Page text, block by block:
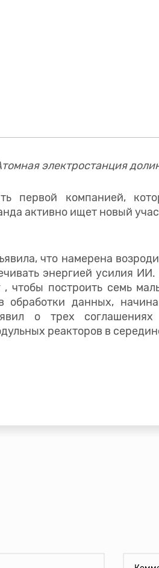
электростанция
первой компанией,
активно ищет новый
что намерена
энергией усилия
, чтобы построить семь
обработки данных,
о трех
реакторов в